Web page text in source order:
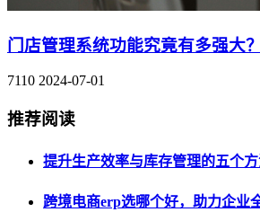
门店管理系统功能究竟有多强大？
7110 2024-07-01
推荐阅读
提升生产效率与库存管理的五个
跨境电商erp选哪个好，助力企业